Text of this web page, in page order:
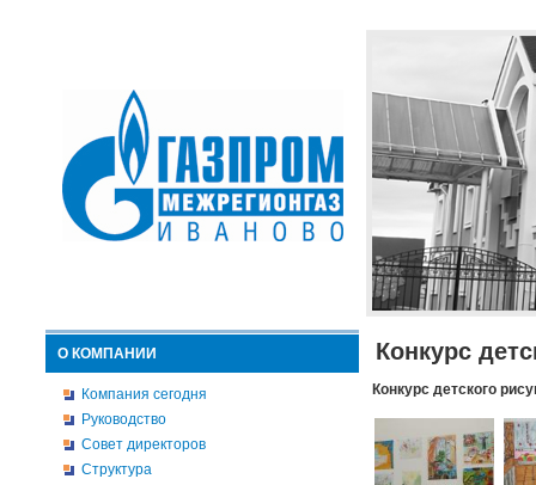
О КОМПАНИИ
Компания сегодня
Руководство
Совет директоров
Структура
Конкурс
Конкурс детского